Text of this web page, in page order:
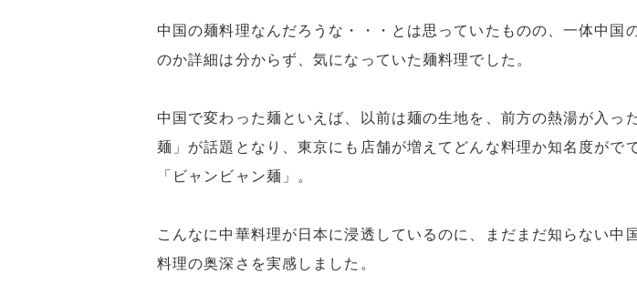
中国の麺料理なんだろうな・・・とは思っていたものの、一体中国
のか詳細は分からず、気になっていた麺料理でした。
中国で変わった麺といえば、以前は麺の生地を、前方の熱湯が入っ
麺」が話題となり、東京にも店舗が増えてどんな料理か知名度がで
「ビャンビャン麺」。
こんなに中華料理が日本に浸透しているのに、まだまだ知らない中
料理の奥深さを実感しました。